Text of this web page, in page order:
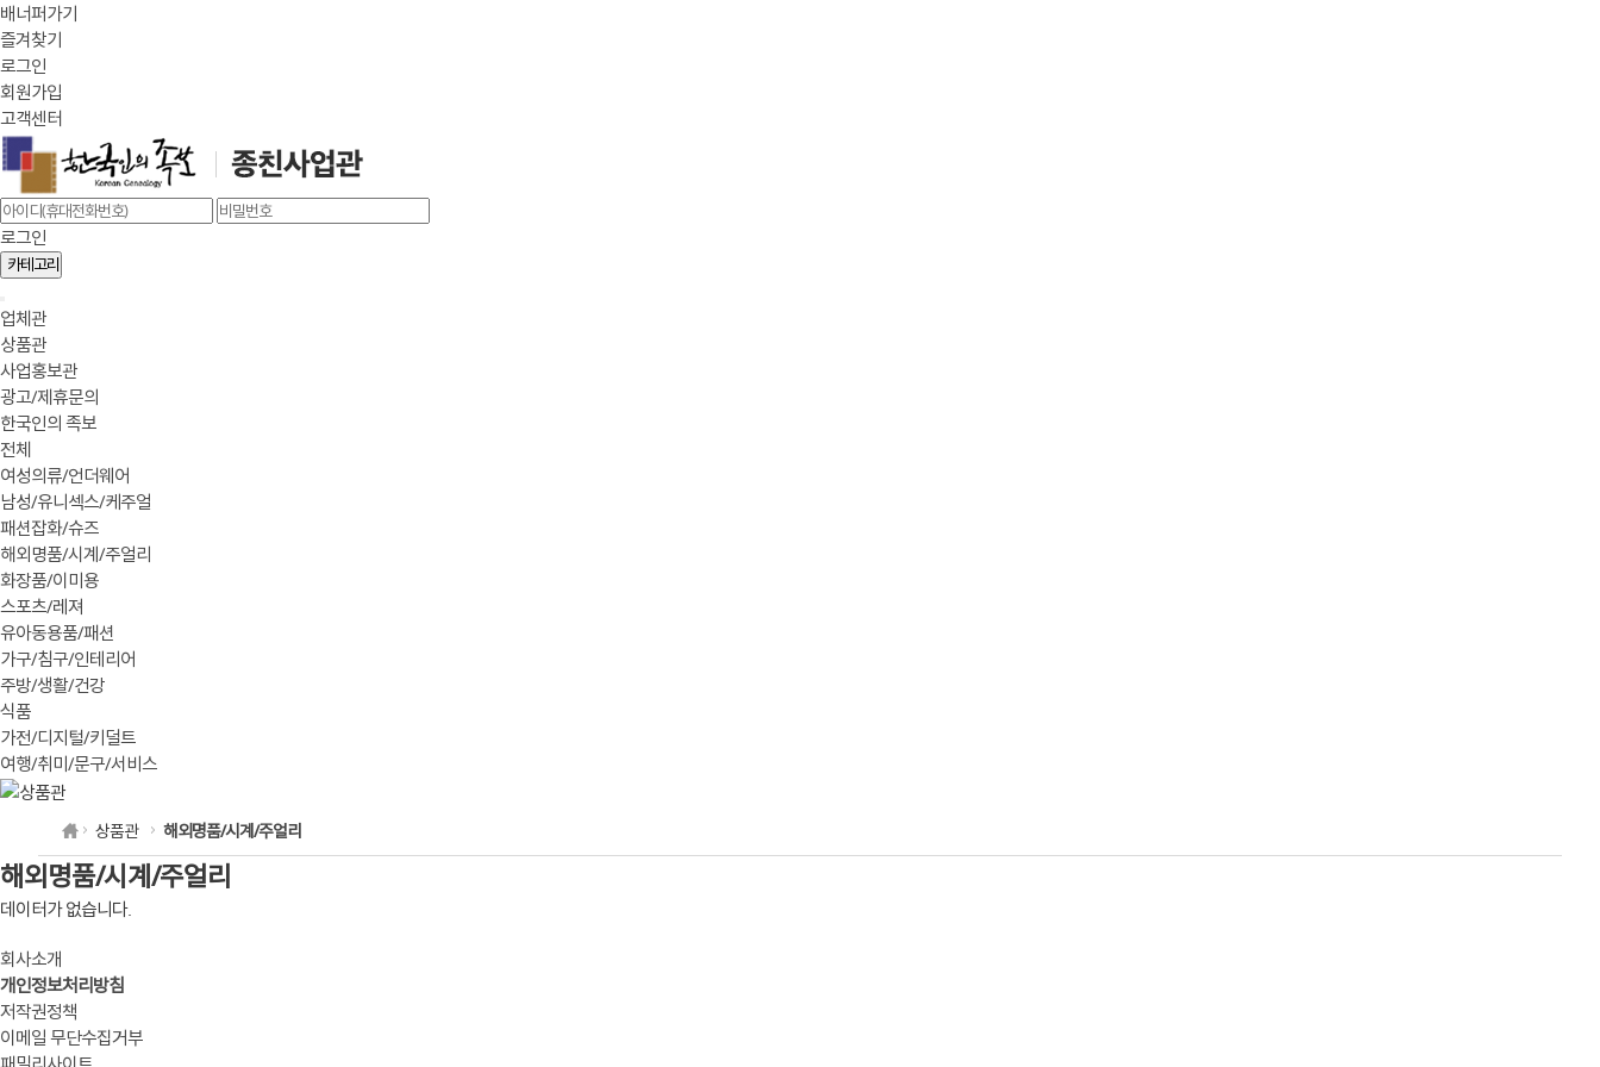
배너퍼가기
즐겨찾기
로그인
회원가입
고객센터
로그인
카테고리
업체관
상품관
사업홍보관
광고/제휴문의
한국인의 족보
전체
여성의류/언더웨어
남성/유니섹스/케주얼
패션잡화/슈즈
해외명품/시계/주얼리
화장품/이미용
스포츠/레져
유아동용품/패션
가구/침구/인테리어
주방/생활/건강
식품
가전/디지털/키덜트
여행/취미/문구/서비스
상품관 해외명품/시계/주얼리
해외명품/시계/주얼리
데이터가 없습니다.
회사소개
개인정보처리방침
저작권정책
이메일 무단수집거부